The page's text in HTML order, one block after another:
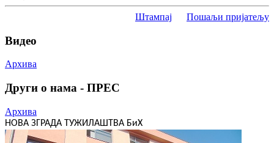
Штампај Пошаљи пријатељу
Видео
Архива
Други о нама - ПРЕС
Архива
НОВА ЗГРАДА ТУЖИЛАШТВА БиХ